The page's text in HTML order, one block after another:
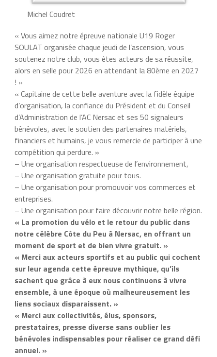
Michel Coudret
« Vous aimez notre épreuve nationale U19 Roger
SOULAT organisée chaque jeudi de l’ascension, vous
soutenez notre club, vous êtes acteurs de sa réussite,
alors en selle pour 2026 en attendant la 80ème en 2027
! »
« Capitaine de cette belle aventure avec la fidèle équipe
d’organisation, la confiance du Président et du Conseil
d’Administration de l’AC Nersac et ses 50 signaleurs
bénévoles, avec le soutien des partenaires matériels,
financiers et humains, je vous remercie de participer à une
compétition qui perdure. »
– Une organisation respectueuse de l’environnement,
– Une organisation gratuite pour tous.
– Une organisation pour promouvoir vos commerces et
entreprises.
– Une organisation pour faire découvrir notre belle région.
« La promotion du vélo et le retour du public dans
notre célèbre Côte du Peu à Nersac, en offrant un
moment de sport et de bien vivre gratuit. »
« Merci aux acteurs sportifs et au public qui cochent
sur leur agenda cette épreuve mythique, qu’ils
sachent que grâce à eux nous continuons à vivre
ensemble, à une époque où malheureusement les
liens sociaux disparaissent. »
« Merci aux collectivités, élus, sponsors,
prestataires, presse diverse sans oublier les
bénévoles indispensables pour réaliser ce grand défi
annuel. »